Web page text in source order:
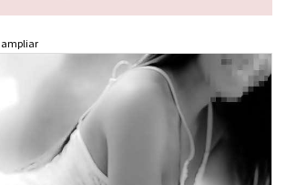
ampliar